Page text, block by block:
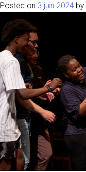
Posted on 3 juin 2024 by